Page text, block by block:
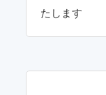
たします